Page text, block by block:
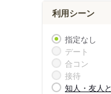
利用シーン
指定なし
デート
合コン
接待
知人・友人と